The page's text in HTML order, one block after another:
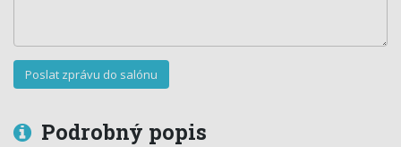
Podrobný popis